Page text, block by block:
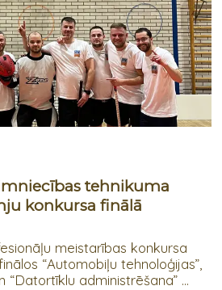
tehnikuma
konkursa finālā
meistarības konkursa
“Automobiļu tehnoloģijas”,
“Datortīklu administrēšana” ...